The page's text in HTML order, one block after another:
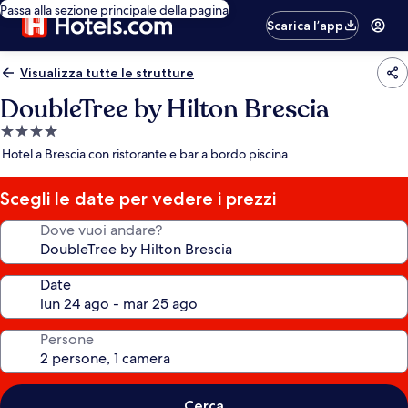
Passa alla sezione principale della pagina
Scarica l’app
Visualizza tutte le strutture
DoubleTree by Hilton Brescia
Struttura
a
stelle
Hotel a Brescia con ristorante e bar a bordo piscina
Scegli le date per vedere i prezzi
Dove vuoi andare?
Date
Persone